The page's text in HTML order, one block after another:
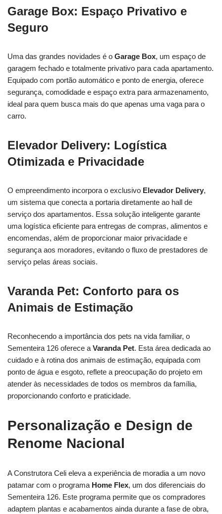
Garage Box: Espaço Privativo e
Seguro
Uma das grandes novidades é o Garage Box, um espaço de
garagem fechado e totalmente privativo para cada apartamento.
Equipado com portão automático e ponto de energia, oferece
segurança, comodidade e espaço extra para armazenamento,
ideal para quem busca mais do que apenas uma vaga para o
carro.
Elevador Delivery: Logística
Otimizada e Privacidade
O empreendimento incorpora o exclusivo Elevador Delivery,
um sistema que conecta a portaria diretamente ao hall de
serviço dos apartamentos. Essa solução inteligente garante
uma logística eficiente para entregas de compras, alimentos e
encomendas, além de proporcionar maior privacidade e
segurança aos moradores, evitando o fluxo de prestadores de
serviço pelas áreas sociais.
Varanda Pet: Conforto para os
Animais de Estimação
Reconhecendo a importância dos pets na vida familiar, o
Sementeira 126 oferece a Varanda Pet. Esta área dedicada ao
cuidado e à rotina dos animais de estimação, equipada com
ponto de água e esgoto, reflete a preocupação do projeto em
atender às necessidades de todos os membros da família,
proporcionando conforto e praticidade.
Personalização e Design de
Renome Nacional
A Construtora Celi eleva a experiência de moradia a um novo
patamar com o programa Home Flex, um dos diferenciais do
Sementeira 126. Este programa permite que os compradores
adaptem plantas e acabamentos ainda durante a fase de obra,